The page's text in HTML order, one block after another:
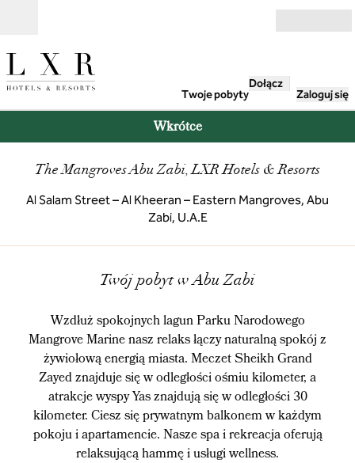
Twoje pobyty
Dołącz
Zaloguj się
Wkrótce
The Mangroves Abu Zabi, LXR Hotels & Resorts
Al Salam Street – Al Kheeran – Eastern Mangroves, Abu
Zabi, U.A.E
Twój pobyt w Abu Zabi
Wzdłuż spokojnych lagun Parku Narodowego
Mangrove Marine nasz relaks łączy naturalną spokój z
żywiołową energią miasta. Meczet Sheikh Grand
Zayed znajduje się w odległości ośmiu kilometer, a
atrakcje wyspy Yas znajdują się w odległości 30
kilometer. Ciesz się prywatnym balkonem w każdym
pokoju i apartamencie. Nasze spa i rekreacja oferują
relaksującą hammę i usługi wellness.